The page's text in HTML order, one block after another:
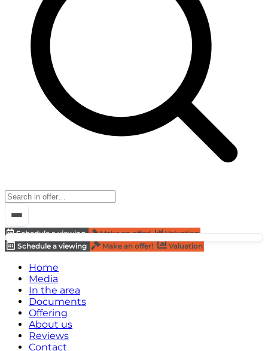
Schedule a viewing Make an offer!
Valuation
Schedule a viewing
Make an offer! Valuation
Home
Media
In the area
Documents
Offering
About us
Reviews
Contact